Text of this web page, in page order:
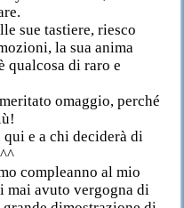
sue tastiere, riesco
la sua anima
qualcosa di raro e
omaggio, perché
e a chi deciderà di
compleanno al mio
mai avuto vergogna di